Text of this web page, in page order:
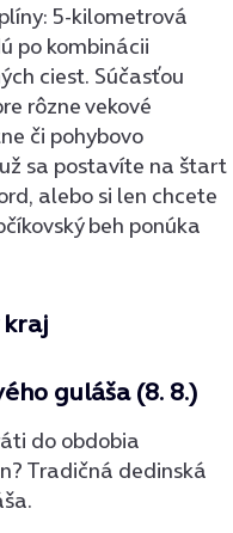
5-kilometrová
po kombinácii
ciest. Súčasťou
rôzne vekové
či pohybovo
sa postavíte na štart
alebo si len chcete
beh ponúka
guláša (8. 8.)
do obdobia
Tradičná dedinská